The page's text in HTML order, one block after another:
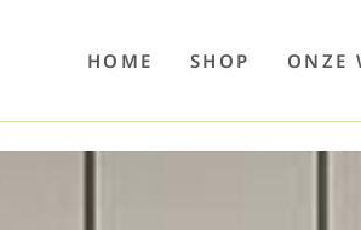
HOME SHOP ONZE